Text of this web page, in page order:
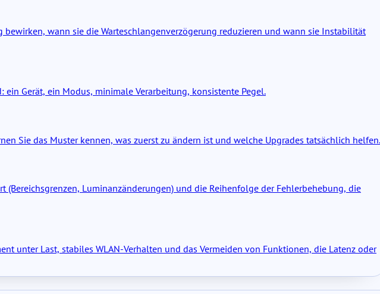
wann sie die Warteschlangenverzögerung reduzieren und wann sie Instabilität
Gerät, ein Modus, minimale Verarbeitung, konsistente Pegel.
Sie das Muster kennen, was zuerst zu ändern ist und welche Upgrades tatsächlich helfen.
Luminanzänderungen) und die Reihenfolge der Fehlerbehebung, die
unter Last, stabiles WLAN-Verhalten und das Vermeiden von Funktionen, die Latenz oder